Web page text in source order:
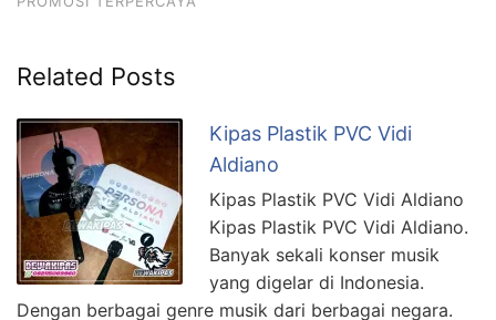
Related Posts
Kipas Plastik PVC Vidi
Aldiano
Kipas Plastik PVC Vidi Aldiano
Kipas Plastik PVC Vidi Aldiano.
Banyak sekali konser musik
yang digelar di Indonesia.
Dengan berbagai genre musik dari berbagai negara.